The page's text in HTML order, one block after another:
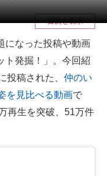
目次を表示
になった投稿や動画
ト発掘！」。今回紹
投稿された、 仲のい
を見比べる動画で
再生を突破、51万件